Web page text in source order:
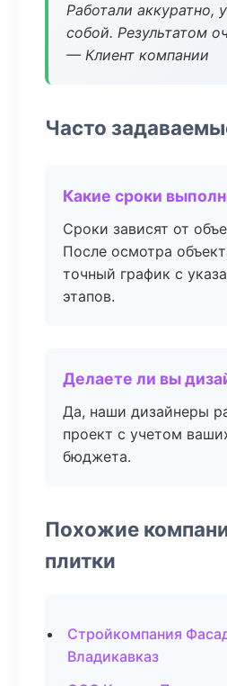
Работали аккуратно,
собой. Результатом
— Клиент компании
Часто
Какие сроки
Сроки зависят от
После осмотра
точный график с
этапов.
Делаете ли вы
Да, наши дизайнеры
проект с учетом
бюджета.
Похожие
плитки
Стройкомпания
Владикавказ